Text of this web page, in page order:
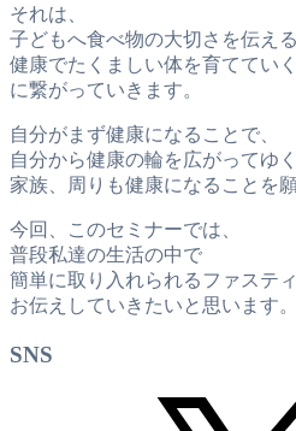
それは、
子どもへ食べ物の大切さを伝える
健康でたくましい体を育てていく
に繋がっていきます。
自分がまず健康になることで、
自分から健康の輪を広がってゆ
家族、周りも健康になることを願
今回、このセミナーでは、
普段私達の生活の中で
簡単に取り入れられるファステ
お伝えしていきたいと思います。
SNS